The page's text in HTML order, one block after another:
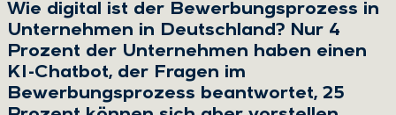
Wie digital ist der Bewerbungsprozess in
Unternehmen in Deutschland? Nur 4
Prozent der Unternehmen haben einen
KI-Chatbot, der Fragen im
Bewerbungsprozess beantwortet, 25